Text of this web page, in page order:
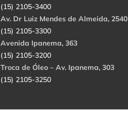
(15) 2105-3400
Av. Dr Luiz Mendes de Almeida, 2540
(15) 2105-3300
Avenida Ipanema, 363
(15) 2105-3200
Troca de Óleo – Av. Ipanema, 303
(15) 2105-3250